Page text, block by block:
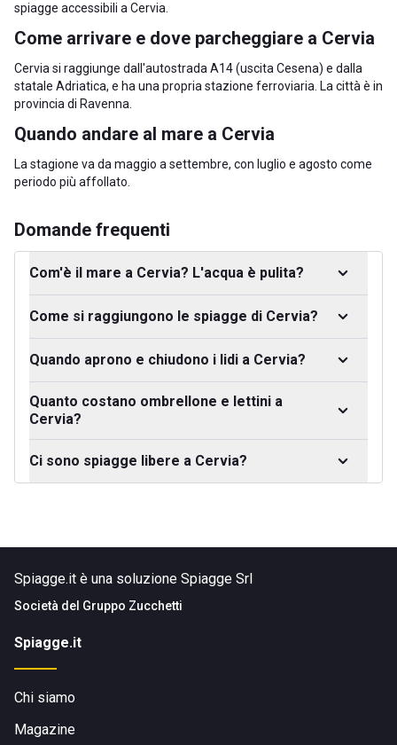
spiagge accessibili a Cervia
Come arrivare e dove parcheggiare a Cervia
Cervia si raggiunge dall'autostrada A14 (uscita Cesena) e dalla
statale Adriatica, e ha una propria stazione ferroviaria. La città è in
provincia di Ravenna
Quando andare al mare a Cervia
La stagione va da maggio a settembre, con luglio e agosto come
periodo più affollato.
Domande frequenti
Com'è il mare a Cervia? L'acqua è pulita?
Come si raggiungono le spiagge di Cervia?
Quando aprono e chiudono i lidi a Cervia?
Quanto costano ombrellone e lettini a
Cervia?
Ci sono spiagge libere a Cervia?
Spiagge.it è una soluzione Spiagge Srl
Società del Gruppo Zucchetti
Spiagge.it
Chi siamo
Magazine